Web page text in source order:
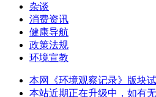
杂谈
消费资讯
健康导航
政策法规
环境宣教
本网《环境观察记录》版块
本站近期正在升级中，如有